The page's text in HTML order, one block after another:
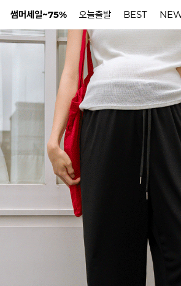
썸머세일~75% 오늘출발 BEST